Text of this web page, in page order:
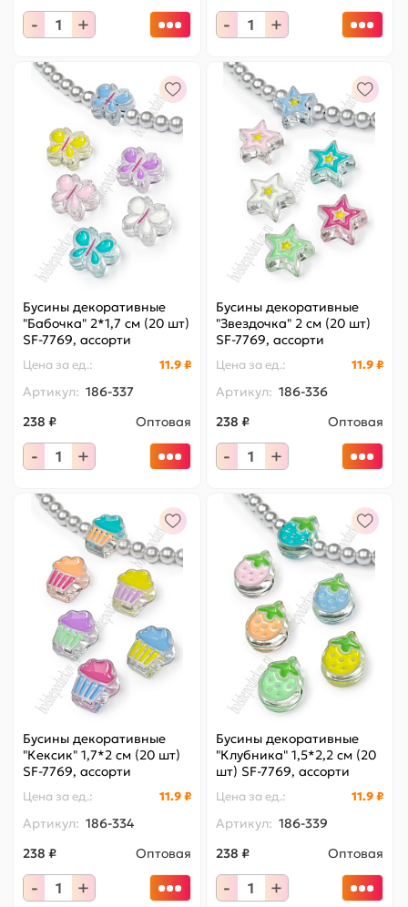
- + - +
Бусины декоративные
"Бабочка" 2*1,7 см (20 шт)
SF-7769, ассорти
Цена за ед.: 11.9 ₽
Артикул: 186-337
238 ₽
Оптовая
- +
Бусины декоративные
"Звездочка" 2 см (20 шт)
SF-7769, ассорти
Цена за ед.: 11.9 ₽
Артикул: 186-336
238 ₽
Оптовая
- +
Бусины декоративные
"Кексик" 1,7*2 см (20 шт)
SF-7769, ассорти
Цена за ед.: 11.9 ₽
Артикул: 186-334
238 ₽
Оптовая
- +
Бусины декоративные
"Клубника" 1,5*2,2 см (20
шт) SF-7769, ассорти
Цена за ед.: 11.9 ₽
Артикул: 186-339
238 ₽
Оптовая
- +